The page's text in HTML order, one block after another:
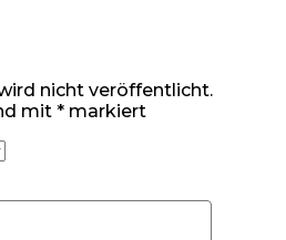
nicht veröffentlicht.
mit * markiert